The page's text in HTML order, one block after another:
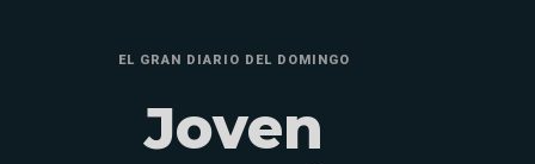
EL GRAN DIARIO DEL DOMINGO
Joven